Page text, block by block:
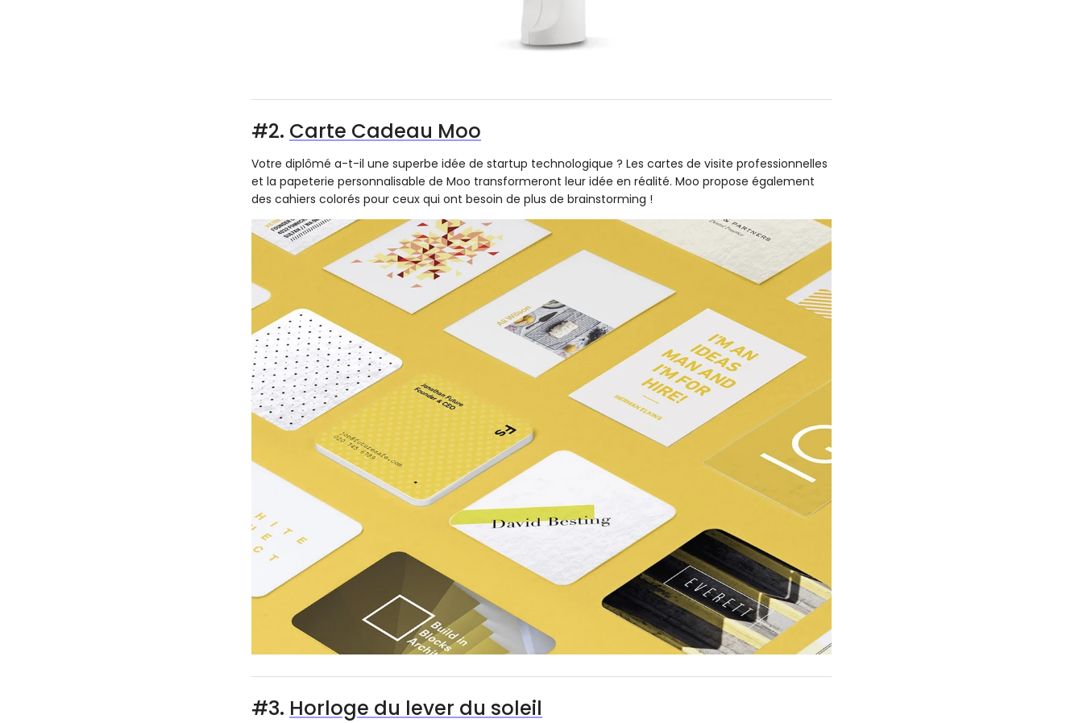
#2. Carte Cadeau Moo
Votre diplômé a-t-il une superbe idée de startup technologique ? Les cartes de visite professionnelles
et la papeterie personnalisable de Moo transformeront leur idée en réalité. Moo propose également
des cahiers colorés pour ceux qui ont besoin de plus de brainstorming !
#3. Horloge du lever du soleil